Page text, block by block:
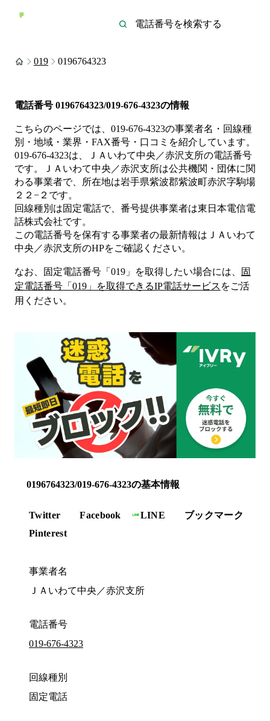
019 0196764323
電話番号 0196764323/019-676-4323の情報
こちらのページでは、 019-676-4323の事業者名・回線種
別・地域・業界・FAX番号・口コミを紹介しています。
019-676-4323は、 ＪＡいわて中央／赤沢支所の電話番号
です。
ＪＡいわて中央／赤沢支所は公共機関・団体に関
わる事業者で、所在地は岩手県紫波郡紫波町赤沢字駒場
２２−２ です。
回線種別は固定電話で、番号提供事業者は東日本電信電
話株式会社です。
この電話番号を保有する事業者の最新情報は ＪＡいわて
中央／赤沢支所のHPをご確認ください。
なお、固定電話番号「 019 」を取得したい場合には、
固
定電話番号「 019 」を取得できるIP電話サービス をご活
用ください。
0196764323/019-676-4323の基本情報
Twitter Facebook LINE
ブックマーク
Pinterest
事業者名
ＪＡいわて中央／赤沢支所
電話番号
019-676-4323
回線種別
固定電話